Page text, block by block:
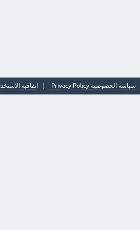
سياسة الخصوصية Privacy Policy اتفاقية